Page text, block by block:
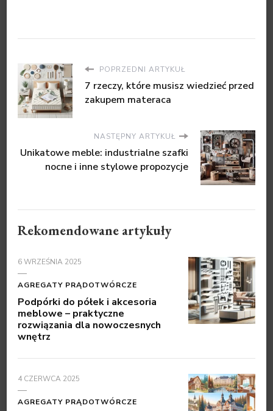
POPRZEDNI ARTYKUŁ
7 rzeczy, które musisz wiedzieć przed
zakupem materaca
NASTĘPNY ARTYKUŁ
Unikatowe meble: industrialne szafki
nocne i inne stylowe propozycje
Rekomendowane artykuły
6 WRZEŚNIA 2025
AGREGATY PRĄDOTWÓRCZE
Podpórki do półek i akcesoria
meblowe – praktyczne
rozwiązania dla nowoczesnych
wnętrz
4 CZERWCA 2025
AGREGATY PRĄDOTWÓRCZE